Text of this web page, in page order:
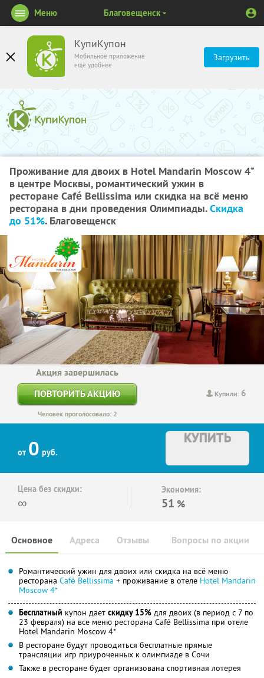
КупиКупон
Мобильное приложение
ещё удобнее
Загрузить
Меню Благовещенск
Проживание для двоих в Hotel Mandarin Moscow 4*
в центре Москвы, романтический ужин в
ресторане Café Bellissima или скидка на всё меню
ресторана в дни проведения Олимпиады.Скидка
до 51%. Благовещенск
Купили: 6
Акция завершилась
ПОВТОРИТЬ АКЦИЮ
Человек проголосовало: 2
от 0 руб.
КУПИТЬ
Цена без скидки:
∞
Экономия:
51 %
Основное Отзывы Вопросы по акции
Адреса
Романтический ужин для двоих или скидка на всё меню
ресторана Café Bellissima + проживание в отеле Hotel Mandarin
Moscow 4*
Бесплатный купон дает скидку 15% для двоих (в период с 7 по
23 февраля) на все меню ресторана Café Bellissima при отеле
Hotel Mandarin Moscow 4*
В ресторане будут проводиться бесплатные прямые
трансляции игр приуроченных к олимпиаде в Сочи
Также в ресторане будет организована спортивная лотерея